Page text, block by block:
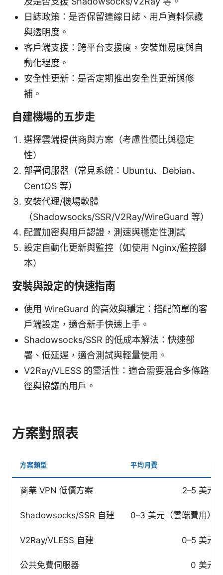
日誌政策：是否保留連線日誌、用戶資料保護
與透明度。
客戶端支援：跨平台支援度，安裝難易度與自
動化程度。
安全性更新：是否定期推出安全性更新與修
補。
自建機場的五步走
選擇雲端提供商與方案（考慮性價比與穩定
性）
部署伺服器（常見系統：Ubuntu、Debian、
CentOS 等）
安裝代理/機場軟體
（Shadowsocks/SSR/V2Ray/WireGuard 等）
配置加密與用戶認證，測速與穩定性測試
設定自動化更新與監控（如使用 Nginx/監控腳
本）
安裝與設定的快速指南
使用 WireGuard 的高效與穩定：搭配簡單的客
戶端設定，適合新手快速上手。
Shadowsocks/SSR 的低成本解法：快速部
署、低延遲，適合測試與輕量使用。
V2Ray/VLESS 的靈活性：適合需要混合多條路
徑與協議的用戶。
方案對照表
方案類型 平均月費
商業 VPN 低價方案 2–5 美元
Shadowsocks/SSR 自建 0–3 美元（雲端費用）
V2Ray/VLESS 自建 0–5 美元
公共免費伺服器 0 美元